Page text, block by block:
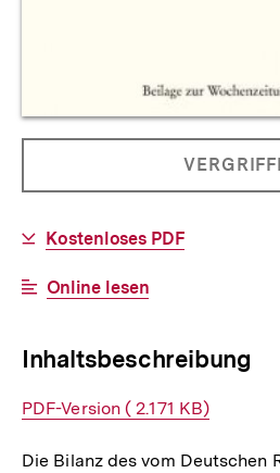
PRODUKT
NICHT
Download-
Kostenloses PDF
Interner
Online lesen
Inhaltsbeschreibung
Interner
PDF-Version ( 2.171 KB)
Die Bilanz des vom Deutschen